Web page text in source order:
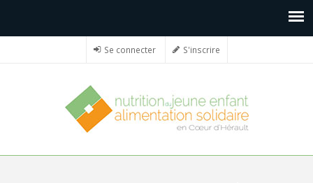
Se connecter S'inscrire